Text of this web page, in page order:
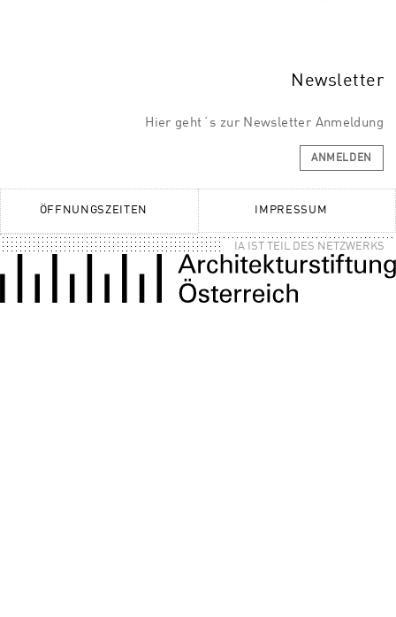
Newsletter
Hier geht´s zur Newsletter Anmeldung
ANMELDEN
ÖFFNUNGSZEITEN IMPRESSUM
IA IST TEIL DES NETZWERKS